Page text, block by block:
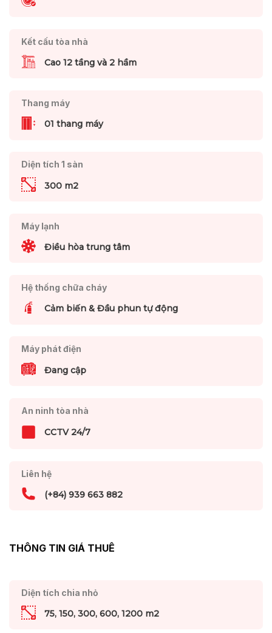
Kết cấu tòa nhà
Cao 12 tầng và 2 hầm
Thang máy
01 thang máy
Diện tích 1 sàn
300 m2
Máy lạnh
Điều hòa trung tâm
Hệ thống chữa cháy
Cảm biến & Đầu phun tự động
Máy phát điện
Đang cập
An ninh tòa nhà
CCTV 24/7
Liên hệ
(+84) 939 663 882
THÔNG TIN GIÁ THUÊ
Diện tích chia nhỏ
75, 150, 300, 600, 1200 m2